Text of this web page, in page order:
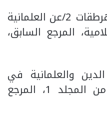
23 – جورج طرابيشي، هرطقات 2/عن العلمانية
المرجع السابق،
والعلمانية في
سياق تاريخي، الجزء 2 من المجلد 1، المرجع